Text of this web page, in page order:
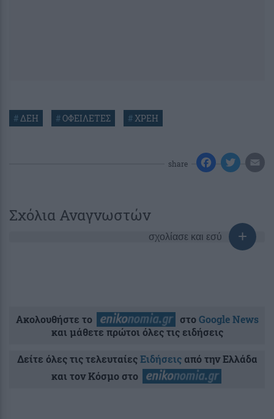
#ΔΕΗ #ΟΦΕΙΛΕΤΕΣ #ΧΡΕΗ
share
Σχόλια Αναγνωστών
σχολίασε και εσύ
Ακολουθήστε το στοGoogle News
και μάθετε πρώτοι όλες τις ειδήσεις
Δείτε όλες τις τελευταίεςΕιδήσειςαπό την Ελλάδα
και τον Κόσμο στο